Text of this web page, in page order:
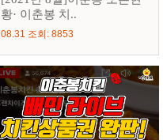
황· 이춘봉 치..
08.31 조회: 8853